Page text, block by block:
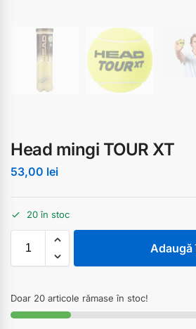
Head mingi TOUR XT
53,00 lei
20 în stoc
Adaugă
Doar 20 articole rămase în stoc!